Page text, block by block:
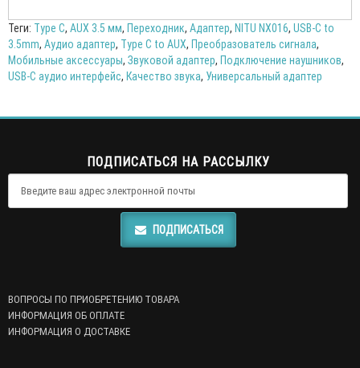
Теги: Type C, AUX 3.5 мм, Переходник, Адаптер, NITU NX016, USB-C to
3.5mm, Аудио адаптер, Type C to AUX, Преобразователь сигнала,
Мобильные аксессуары, Звуковой адаптер, Подключение наушников,
USB-C аудио интерфейс, Качество звука, Универсальный адаптер
ПОДПИСАТЬСЯ НА РАССЫЛКУ
ПОДПИСАТЬСЯ
ВОПРОСЫ ПО ПРИОБРЕТЕНИЮ ТОВАРА
ИНФОРМАЦИЯ ОБ ОПЛАТЕ
ИНФОРМАЦИЯ О ДОСТАВКЕ